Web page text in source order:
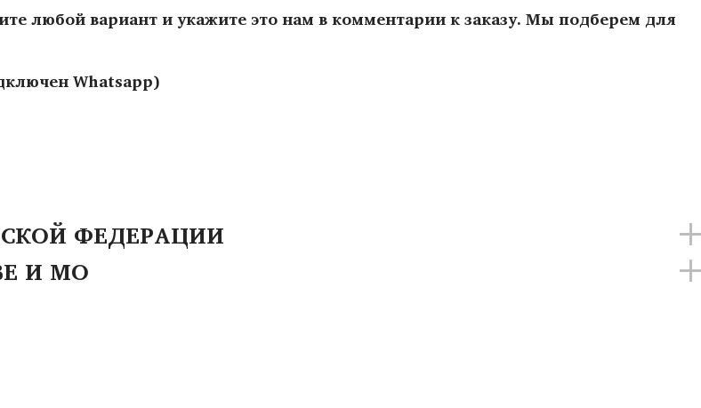
любой вариант и укажите это нам в комментарии к заказу. Мы подберем для
Whatsapp)
ФЕДЕРАЦИИ
И МО